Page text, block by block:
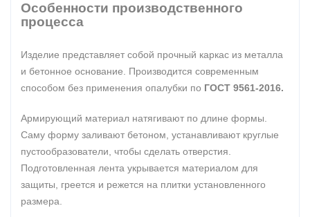
Особенности производственного
процесса
Изделие представляет собой прочный каркас из металла
и бетонное основание. Производится современным
способом без применения опалубки по ГОСТ 9561-2016.
Армирующий материал натягивают по длине формы.
Саму форму заливают бетоном, устанавливают круглые
пустообразователи, чтобы сделать отверстия.
Подготовленная лента укрывается материалом для
защиты, греется и режется на плитки установленного
размера.